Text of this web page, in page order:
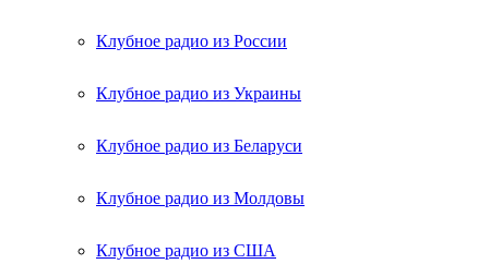
Клубное радио из России
Клубное радио из Украины
Клубное радио из Беларуси
Клубное радио из Молдовы
Клубное радио из США